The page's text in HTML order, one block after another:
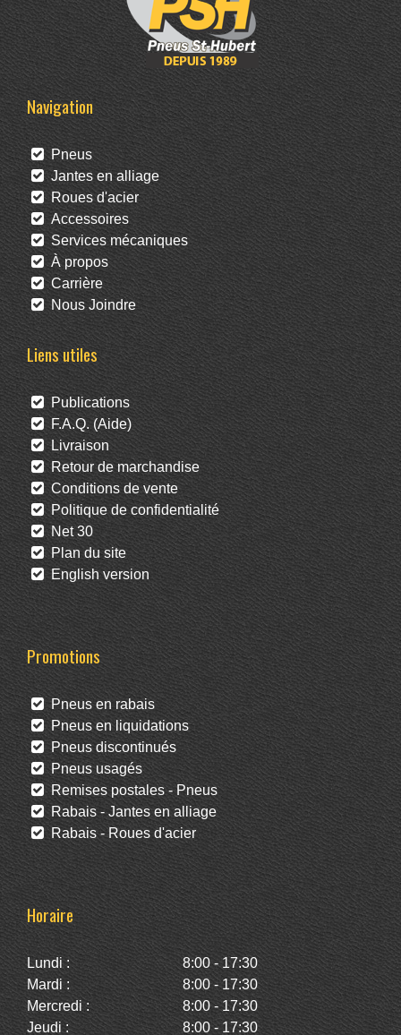
Navigation
Pneus
Jantes en alliage
Roues d'acier
Accessoires
Services mécaniques
À propos
Carrière
Nous Joindre
Liens utiles
Publications
F.A.Q. (Aide)
Livraison
Retour de marchandise
Conditions de vente
Politique de confidentialité
Net 30
Plan du site
English version
Promotions
Pneus en rabais
Pneus en liquidations
Pneus discontinués
Pneus usagés
Remises postales - Pneus
Rabais - Jantes en alliage
Rabais - Roues d'acier
Horaire
Lundi :
8:00 - 17:30
Mardi :
8:00 - 17:30
Mercredi :
8:00 - 17:30
Jeudi :
8:00 - 17:30